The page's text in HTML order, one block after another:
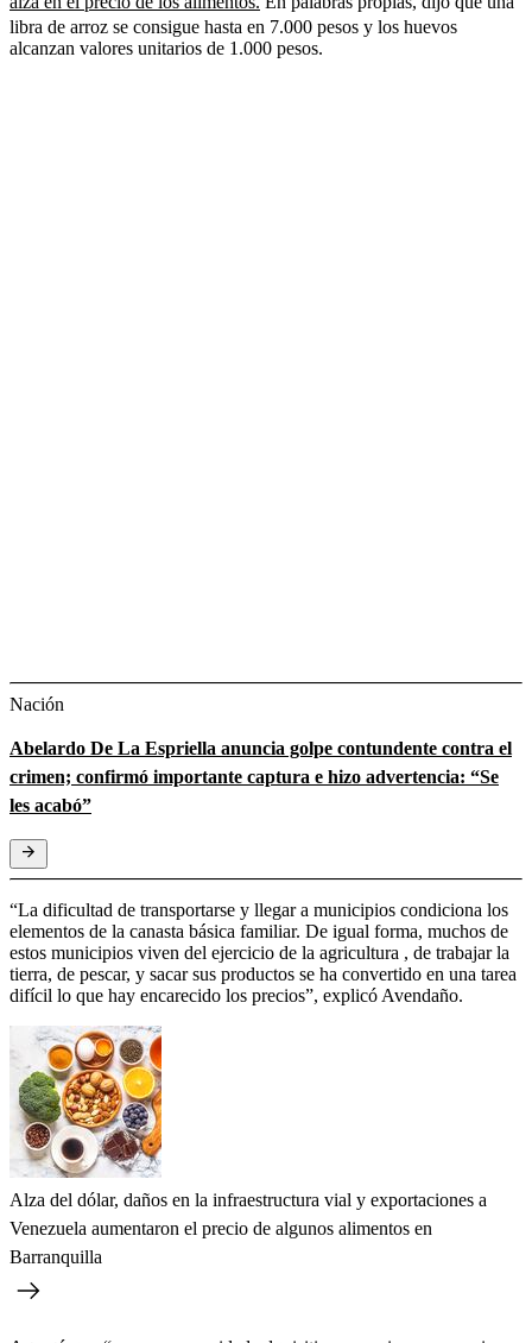
libra de arroz se consigue hasta en 7.000 pesos y los huevos
alcanzan valores unitarios de 1.000 pesos.
Nación
Abelardo De La Espriella anuncia golpe contundente contra el
crimen; confirmó importante captura e hizo advertencia: “Se
les acabó”
“La dificultad de transportarse y llegar a municipios condiciona los
elementos de la canasta básica familiar. De igual forma, muchos de
estos municipios viven del ejercicio de la agricultura , de trabajar la
tierra, de pescar, y sacar sus productos se ha convertido en una tarea
difícil lo que hay encarecido los precios”, explicó Avendaño.
Alza del dólar, daños en la infraestructura vial y exportaciones a
Venezuela aumentaron el precio de algunos alimentos en
Barranquilla